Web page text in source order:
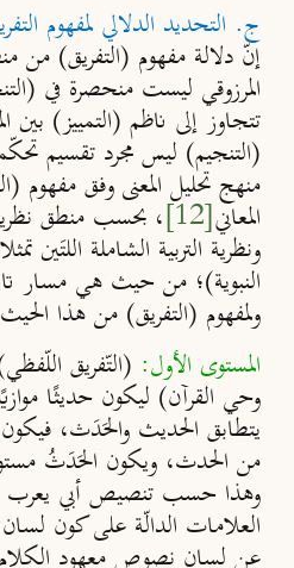
ج. التحديد الدلالي لمفهوم
إنّ دلالة مفهوم (التفريق) من
المرزوقي ليست منحصرة في (
تتجاوز إلى ناظم (التمييز) بين
(التنجيم) ليس مجرد تقسيم
منهج تحليل المعنى وفق مفهوم (
المعاني[12] ، بحسب منطق نظرية
ونظرية التربية الشاملة اللتَين
النبوية)؛ من حيث هي مسار
ولمفهوم (التفريق) من هذا
المستوى الأول:
(التّفريق اللّفظي
وحي القرآن) ليكون حديثًا
يتطابق الحديث والحَدَث،
من الحدث، ويكون الحَدَثُ
وهذا حسب تنصيص أبي يعرب
العلامات الدالّة على كون